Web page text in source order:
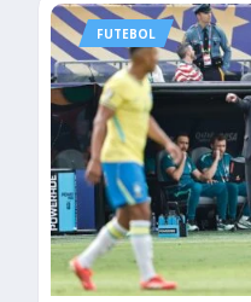
FUTEBOL